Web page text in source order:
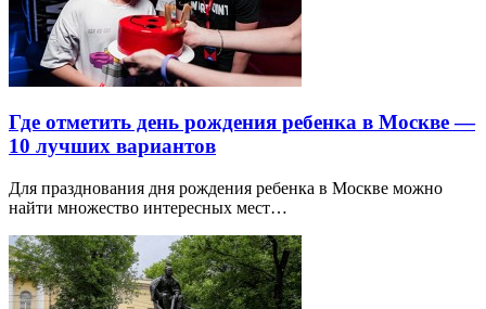
Где отметить день рождения ребенка в Москве —
10 лучших вариантов
Для празднования дня рождения ребенка в Москве можно
найти множество интересных мест…